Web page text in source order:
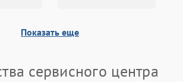
Показать еще
сервисного центра